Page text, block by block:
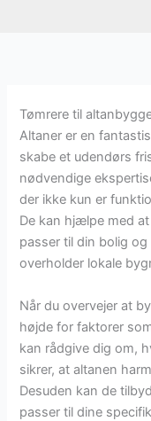
Tømrere til
Altaner er en
skabe et udendørs
nødvendige
der ikke kun er
De kan hjælpe med
passer til din bolig
overholder lokale
Når du overvejer at
højde for faktorer
kan rådgive dig om,
sikrer, at altanen
Desuden kan de
passer til dine